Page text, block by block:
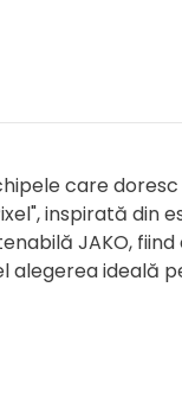
care
inspirată din
JAKO,
alegerea ideală